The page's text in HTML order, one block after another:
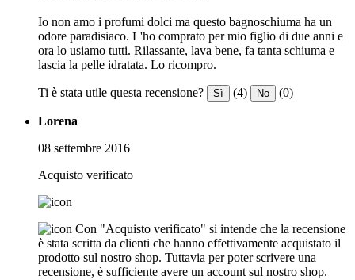
Io non amo i profumi dolci ma questo bagnoschiuma ha un
odore paradisiaco. L'ho comprato per mio figlio di due anni e
ora lo usiamo tutti. Rilassante, lava bene, fa tanta schiuma e
lascia la pelle idratata. Lo ricompro.
Ti è stata utile questa recensione? Sì (4) No (0)
Lorena
08 settembre 2016
Acquisto verificato
Con "Acquisto verificato" si intende che la recensione
è stata scritta da clienti che hanno effettivamente acquistato il
prodotto sul nostro shop. Tuttavia per poter scrivere una
recensione, è sufficiente avere un account sul nostro shop.